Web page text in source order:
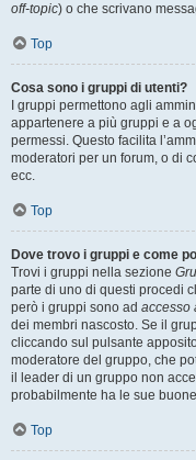
off-topic) o che scrivano
Top
Cosa sono i gruppi di utenti?
I gruppi permettono agli
appartenere a più gruppi e a
permessi. Questo facilita
moderatori per un forum, o di
ecc.
Top
Dove trovo i gruppi e come
Trovi i gruppi nella sezione
parte di uno di questi procedi
però i gruppi sono ad accesso
dei membri nascosto. Se il
cliccando sul pulsante
moderatore del gruppo, che
il leader di un gruppo non
probabilmente ha le sue
Top